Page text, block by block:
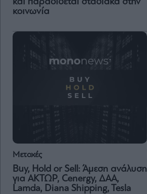
κοινωνία
Μετοχές
Buy, Hold or Sell: Άμεση ανάλυση
για ΑΚΤΩΡ, Cenergy, ΔΑΑ,
Lamda, Diana Shipping, Tesla